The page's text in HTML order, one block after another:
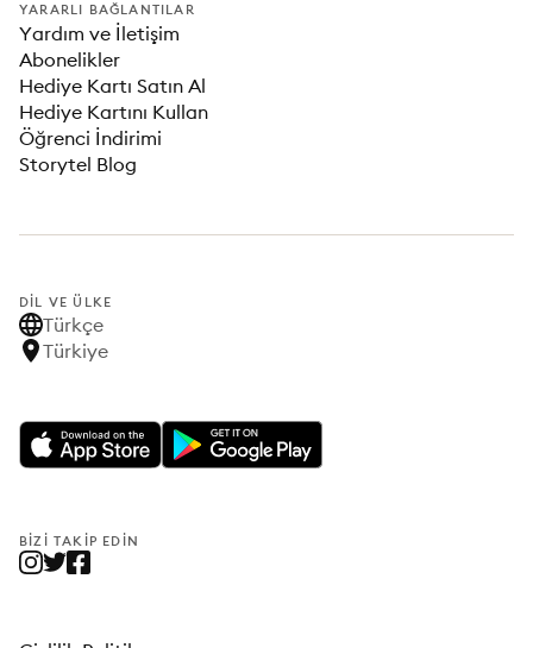
YARARLI BAĞLANTILAR
Yardım ve İletişim
Abonelikler
Hediye Kartı Satın Al
Hediye Kartını Kullan
Öğrenci İndirimi
Storytel Blog
DIL VE ÜLKE
Türkçe
Türkiye
BIZI TAKIP EDIN